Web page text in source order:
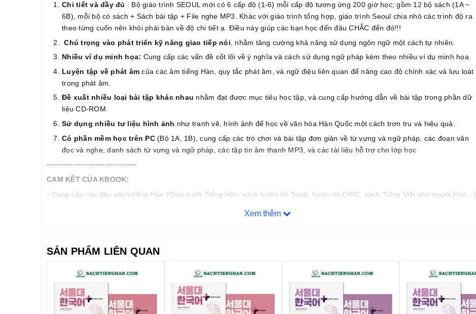
Chi tiết và đầy đủ : Bộ giáo trình SEOUL mới có 6 cấp độ (1-6) mỗi cấp độ tương ứng 200 giờ học; gồm 12 bộ sách (1A ~
6B), mỗi bộ có sách + Sách bài tập + File nghe MP3. Khác với giáo trình tổng hợp, giáo trình Seoul chia nhỏ các trình độ ra
theo từng cuốn nên khỏi phải bàn về độ chi tiết ạ. Điều này giúp các bạn học đến đâu CHẮC đến đó!!!
Chú trọng vào phát triển kỹ năng giao tiếp nói , nhằm tăng cường khả năng sử dụng ngôn ngữ một cách tự nhiên.
Nhiều ví dụ minh họa: Cung cấp các vấn đề cốt lõi về ý nghĩa và cách sử dụng ngữ pháp kèm theo nhiều ví dụ minh họa.
Luyện tập về phát âmcủa các âm tiếng Hàn, quy tắc phát âm, và ngữ điệu liên quan để nâng cao độ chính xác và lưu loát
trong phát âm.
Đề xuất nhiều loại bài tập khác nhau nhằm đạt được mục tiêu học tập, và cung cấp hướng dẫn về bài tập trong phần dữ
liệu CD-ROM.
Sử dụng nhiều tư liệu hình ảnh như tranh vẽ, hình ảnh để học về văn hóa Hàn Quốc một cách trơn tru và hiệu quả.
Có phần mềm học trên PC (Bộ 1A, 1B), cung cấp các trò chơi và bài tập đơn giản về từ vựng và ngữ pháp, các đoạn văn
đọc và nghe, danh sách từ vựng và ngữ pháp, các tập tin âm thanh MP3, và các tài liệu hỗ trợ cho lớp học
----------------------------------
CAM KẾT CỦA KBOOK:
- Cung cấp các đầu sách tiếng Hàn (Giáo trình Tiếng Hàn, sách luyện thi Topik, luyện thị OPIC, sách Tiếng Việt cho người Hàn...)
- Hỗ trợ khách hàng 24/24 qua hotline/zalo/facebook với đội ngũ Admin Topik 5,6 với nhiều kinh nghiệm học/dạy tiếng Hàn, thi
Topik, OPIC
- Có cung cấp giá sỉ, số lượng cho các trung tâm, công ty, lớp học (hỗ trợ xuất hóa đơn VAT)
Chúng tôi không chỉ là một đơn vị bán sách, mà còn là đối tác đồng hành cùng người học trong hành trình
khám phá văn hóa và kiến thức qua sách tiếng Hàn. Đồng hành cùng chúng tôi, quý khách hàng sẽ luôn
Xem thêm
SẢN PHẨM LIÊN QUAN